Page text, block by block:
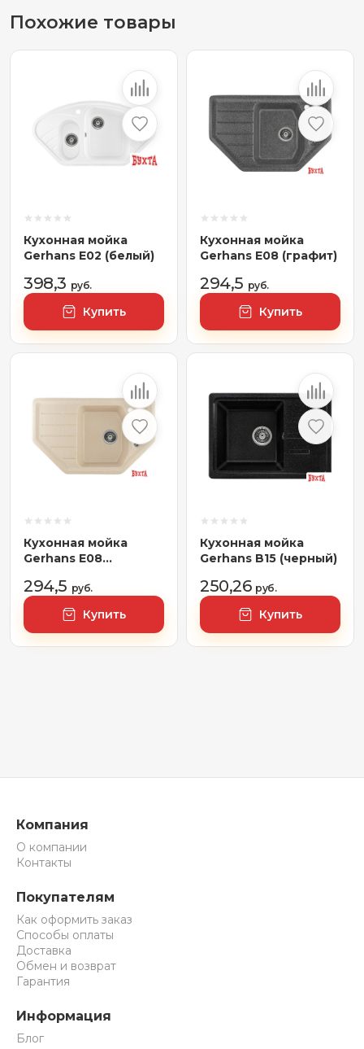
Похожие товары
Кухонная мойка
Gerhans E02 (белый)
398,3 руб.
Купить
Кухонная мойка
Gerhans E08 (графит)
294,5 руб.
Купить
Кухонная мойка
Gerhans E08
294,5 руб.
Купить
Кухонная мойка
Gerhans B15 (черный)
250,26 руб.
Купить
Компания
О компании
Контакты
Покупателям
Как оформить заказ
Способы оплаты
Доставка
Обмен и возврат
Гарантия
Информация
Блог